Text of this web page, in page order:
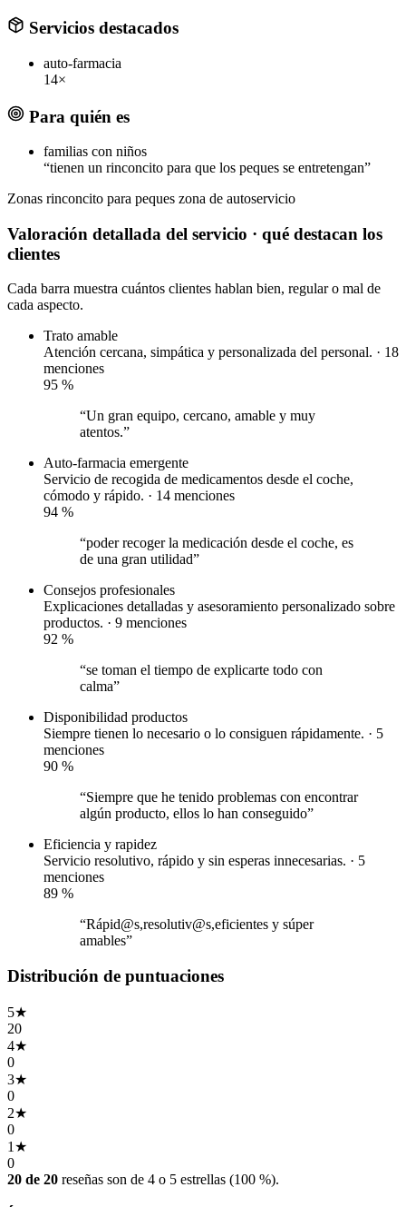
Servicios destacados
auto-farmacia
14×
Para quién es
familias con niños
“tienen un rinconcito para que los peques se entretengan”
Zonas rinconcito para peques zona de autoservicio
Valoración detallada del servicio · qué destacan los
clientes
Cada barra muestra cuántos clientes hablan bien, regular o mal de
cada aspecto.
Trato amable
Atención cercana, simpática y personalizada del personal. · 18
menciones
95 %
“Un gran equipo, cercano, amable y muy
atentos.”
Auto-farmacia emergente
Servicio de recogida de medicamentos desde el coche,
cómodo y rápido. · 14 menciones
94 %
“poder recoger la medicación desde el coche, es
de una gran utilidad”
Consejos profesionales
Explicaciones detalladas y asesoramiento personalizado sobre
productos. · 9 menciones
92 %
“se toman el tiempo de explicarte todo con
calma”
Disponibilidad productos
Siempre tienen lo necesario o lo consiguen rápidamente. · 5
menciones
90 %
“Siempre que he tenido problemas con encontrar
algún producto, ellos lo han conseguido”
Eficiencia y rapidez
Servicio resolutivo, rápido y sin esperas innecesarias. · 5
menciones
89 %
“Rápid@s,resolutiv@s,eficientes y súper
amables”
Distribución de puntuaciones
5★
20
4★
0
3★
0
2★
0
1 ★
0
20 de 20 reseñas son de 4 o 5 estrellas (100 %).